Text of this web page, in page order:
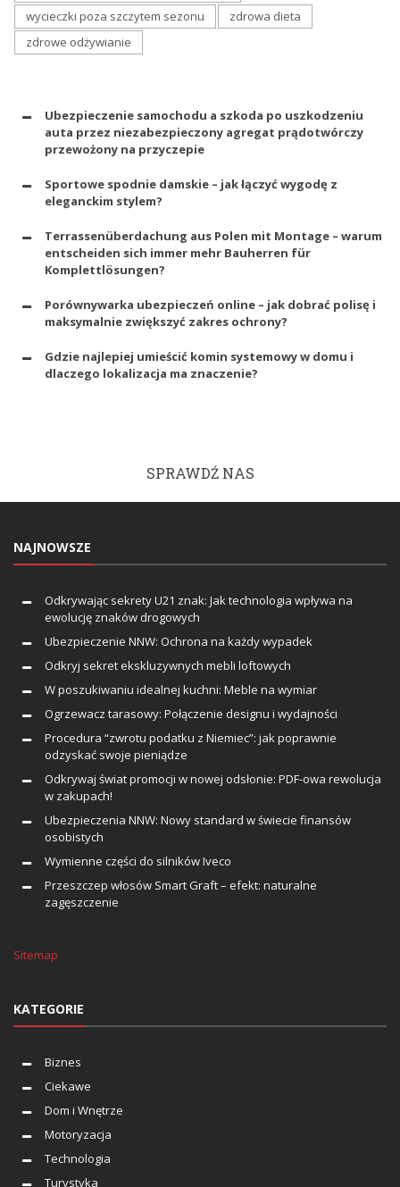
wycieczki poza szczytem sezonu
zdrowa dieta
zdrowe odżywianie
Ubezpieczenie samochodu a szkoda po uszkodzeniu
auta przez niezabezpieczony agregat prądotwórczy
przewożony na przyczepie
Sportowe spodnie damskie – jak łączyć wygodę z
eleganckim stylem?
Terrassenüberdachung aus Polen mit Montage – warum
entscheiden sich immer mehr Bauherren für
Komplettlösungen?
Porównywarka ubezpieczeń online – jak dobrać polisę i
maksymalnie zwiększyć zakres ochrony?
Gdzie najlepiej umieścić komin systemowy w domu i
dlaczego lokalizacja ma znaczenie?
SPRAWDŹ NAS
NAJNOWSZE
Odkrywając sekrety U21 znak: Jak technologia wpływa na
ewolucję znaków drogowych
Ubezpieczenie NNW: Ochrona na każdy wypadek
Odkryj sekret ekskluzywnych mebli loftowych
W poszukiwaniu idealnej kuchni: Meble na wymiar
Ogrzewacz tarasowy: Połączenie designu i wydajności
Procedura “zwrotu podatku z Niemiec”: jak poprawnie
odzyskać swoje pieniądze
Odkrywaj świat promocji w nowej odsłonie: PDF-owa rewolucja
w zakupach!
Ubezpieczenia NNW: Nowy standard w świecie finansów
osobistych
Wymienne części do silników Iveco
Przeszczep włosów Smart Graft – efekt: naturalne
zagęszczenie
Sitemap
KATEGORIE
Biznes
Ciekawe
Dom i Wnętrze
Motoryzacja
Technologia
Turystyka